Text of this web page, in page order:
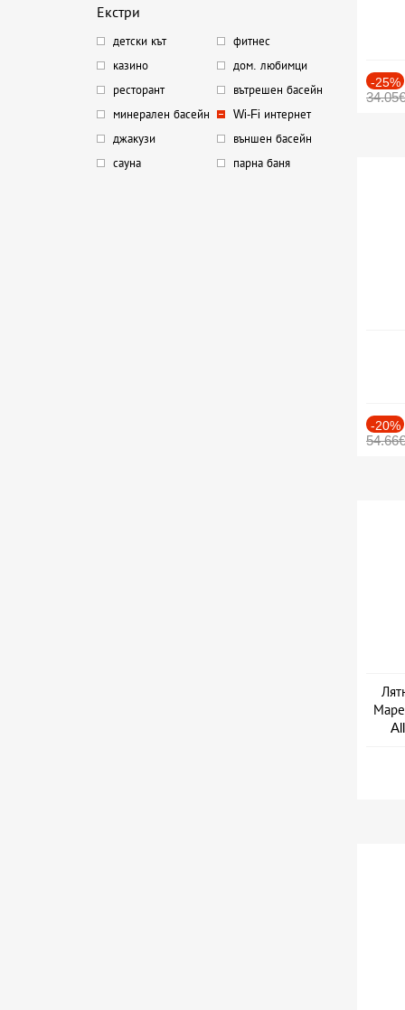
Екстри
детски кът
фитнес
казино
дом. любимци
ресторант
вътрешен басейн
минерален басейн
Wi-Fi интернет
джакузи
външен басейн
сауна
парна баня
-25%
34.05€
-20%
54.66€